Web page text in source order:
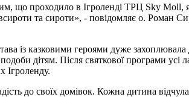
що проходило в Ігроленді ТРЦ Sky Moll,
та сироти», - повідомляє о. Роман
із казковими героями дуже захоплювала
дітям. Після святкової програми усі
Ігроленду.
до своїх домівок. Кожна дитина